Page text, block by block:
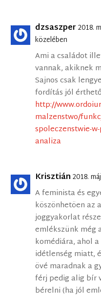
dzsaszper 2018.
közelében
Ami a családot
vannak, akiknek
Sajnos csak
fordítás jól
http://
malzenstwo/
spoleczenstwie-
analiza
Krisztián 2018.
A feminista és
köszönhetöen az
joggyakorlat
emlékszünk még
komédiára, ahol
idétlenség miatt,
övé maradnak a
férj pedig alig bír
bérelni (ha jól